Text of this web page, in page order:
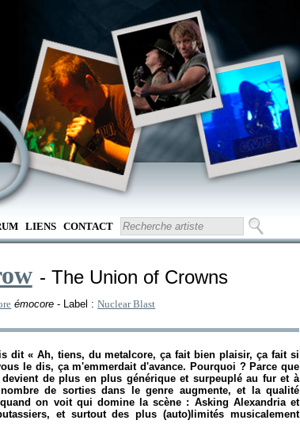
LIENS CONTACT
- The Union of Crowns
émocore - Label :Nuclear Blast
dit « Ah, tiens, du metalcore, ça fait bien plaisir, ça fait si
le dis, ça m'emmerdait d'avance. Pourquoi ? Parce que
de plus en plus générique et surpeuplé au fur et à
de sorties dans le genre augmente, et la qualité
on voit qui domine la scène : Asking Alexandria et
et surtout des plus (auto)limités musicalement